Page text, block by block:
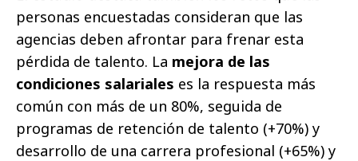
personas encuestadas consideran que las
agencias deben afrontar para frenar esta
pérdida de talento. La mejora de las
condiciones salariales es la respuesta más
común con más de un 80%, seguida de
programas de retención de talento (+70%) y
desarrollo de una carrera profesional (+65%) y